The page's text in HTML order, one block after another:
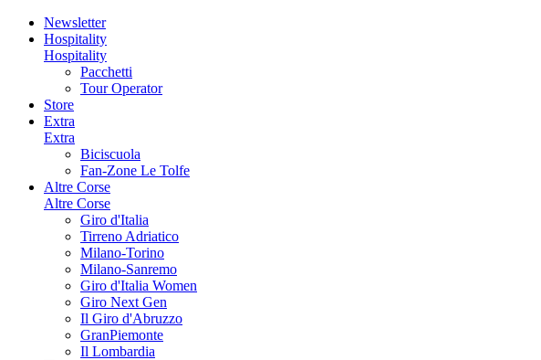
Newsletter
Hospitality
Hospitality
Pacchetti
Tour Operator
Store
Extra
Extra
Biciscuola
Fan-Zone Le Tolfe
Altre Corse
Altre Corse
Giro d'Italia
Tirreno Adriatico
Milano-Torino
Milano-Sanremo
Giro d'Italia Women
Giro Next Gen
Il Giro d'Abruzzo
GranPiemonte
Il Lombardia